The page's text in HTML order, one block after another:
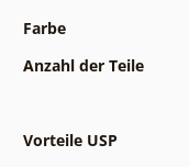
Farbe
Anzahl der Teile
Vorteile USP